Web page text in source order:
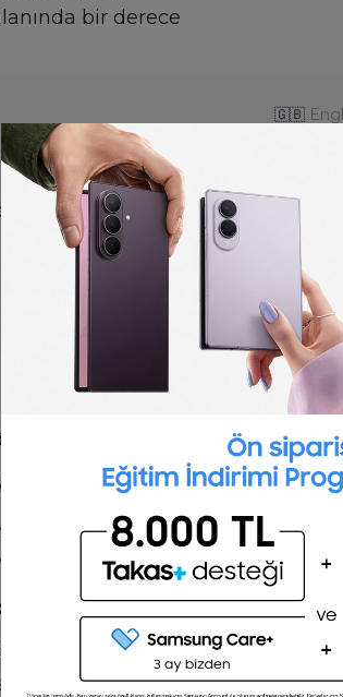
bir derece
🇬🇧
Tax Preparer
template is optimized for
customize for
Post a job
tax payments for
financial information in
strategies.
include:
and liabilities
in compliance with